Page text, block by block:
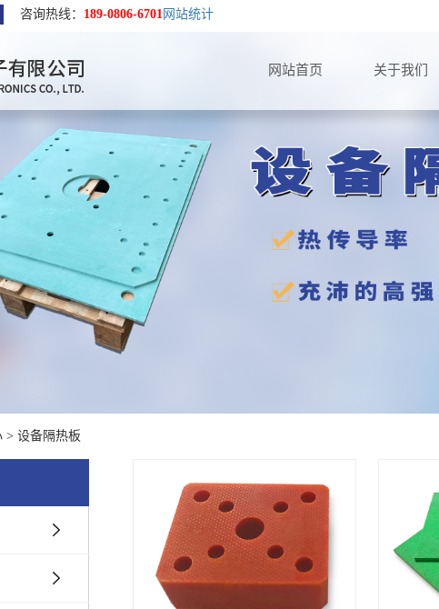
咨询热线： 189-0806-6701网站统计
网站首页 关于我们
> 设备隔热板